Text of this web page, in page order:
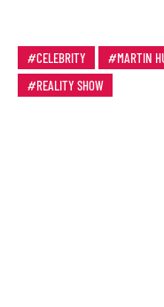
CELEBRITY MARTIN
REALITY SHOW